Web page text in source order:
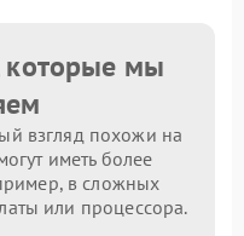
которые мы
взгляд похожи на
иметь более
в сложных
или процессора.